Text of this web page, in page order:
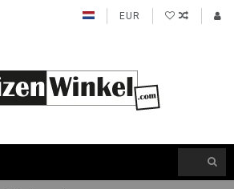
EUR